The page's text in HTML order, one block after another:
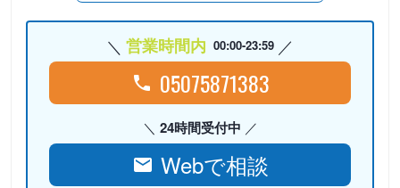
営業時間内 00:00-23:59
05075871383
24時間受付中
Webで相談